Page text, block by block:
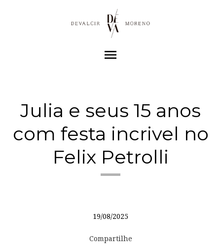
menu
Julia e seus 15 anos
com festa incrivel no
Felix Petrolli
19/08/2025
Compartilhe